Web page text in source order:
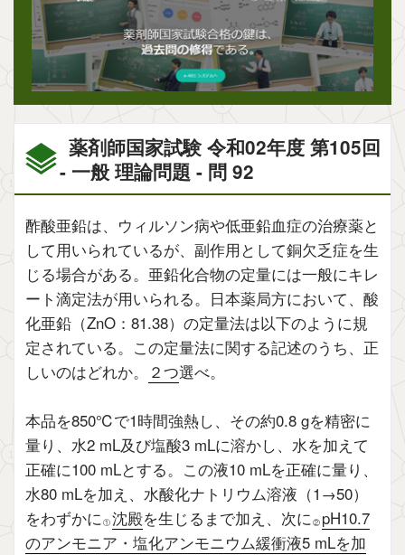
薬剤師国家試験 令和02年度 第105回
- 一般 理論問題 - 問 92
酢酸亜鉛は、ウィルソン病や低亜鉛血症の治療薬と
して用いられているが、副作用として銅欠乏症を生
じる場合がある。亜鉛化合物の定量には一般にキレ
ート滴定法が用いられる。日本薬局方において、酸
化亜鉛（ZnO：81.38）の定量法は以下のように規
定されている。この定量法に関する記述のうち、正
しいのはどれか。
２つ選べ。
本品を850℃で1時間強熱し、その約0.8 gを精密に
量り、水2 mL及び塩酸3 mLに溶かし、水を加えて
正確に100 mLとする。この液10 mLを正確に量り、
水80 mLを加え、水酸化ナトリウム溶液（1→50）
をわずかに①沈殿を生じるまで加え、次に② pH10.7
のアンモニア・塩化アンモニウム緩衝液5 mLを加